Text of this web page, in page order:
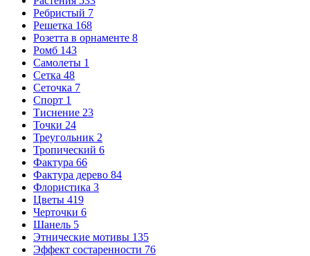
Ребристый 7
Решетка 168
Розетта в орнаменте 8
Ромб 143
Самолеты 1
Сетка 48
Сеточка 7
Спорт 1
Тиснение 23
Точки 24
Треугольник 2
Тропический 6
Фактура 66
Фактура дерево 84
Флористика 3
Цветы 419
Черточки 6
Шанель 5
Этнические мотивы 135
Эффект состаренности 76